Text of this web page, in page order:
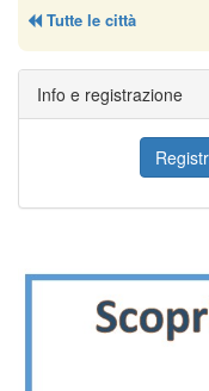
Tutte le città
Info e registrazione